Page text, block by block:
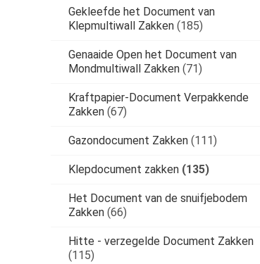
Gekleefde het Document van
Klepmultiwall Zakken (185)
Genaaide Open het Document van
Mondmultiwall Zakken (71)
Kraftpapier-Document Verpakkende
Zakken (67)
Gazondocument Zakken (111)
Klepdocument zakken (135)
Het Document van de snuifjebodem
Zakken (66)
Hitte - verzegelde Document Zakken
(115)